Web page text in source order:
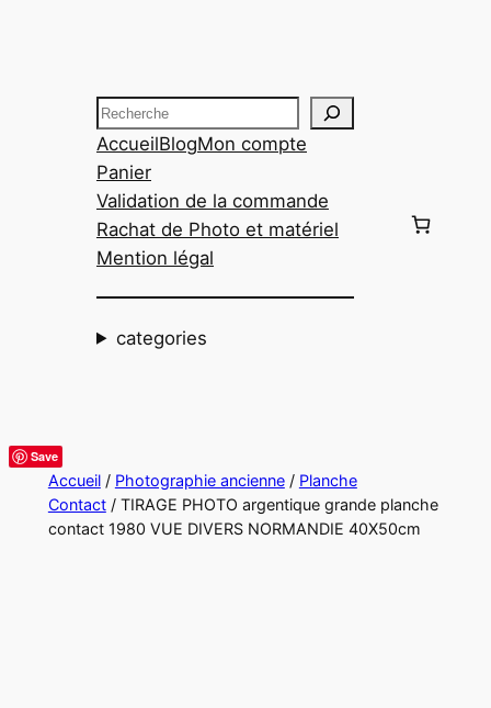
Recherche
AccueilBlogMon compte
Panier
Validation de la commande
Rachat de Photo et matériel
Mention légal
categories
Save
Accueil/ Photographie ancienne/ Planche
Contact/ TIRAGE PHOTO argentique grande planche
contact 1980 VUE DIVERS NORMANDIE 40X50cm